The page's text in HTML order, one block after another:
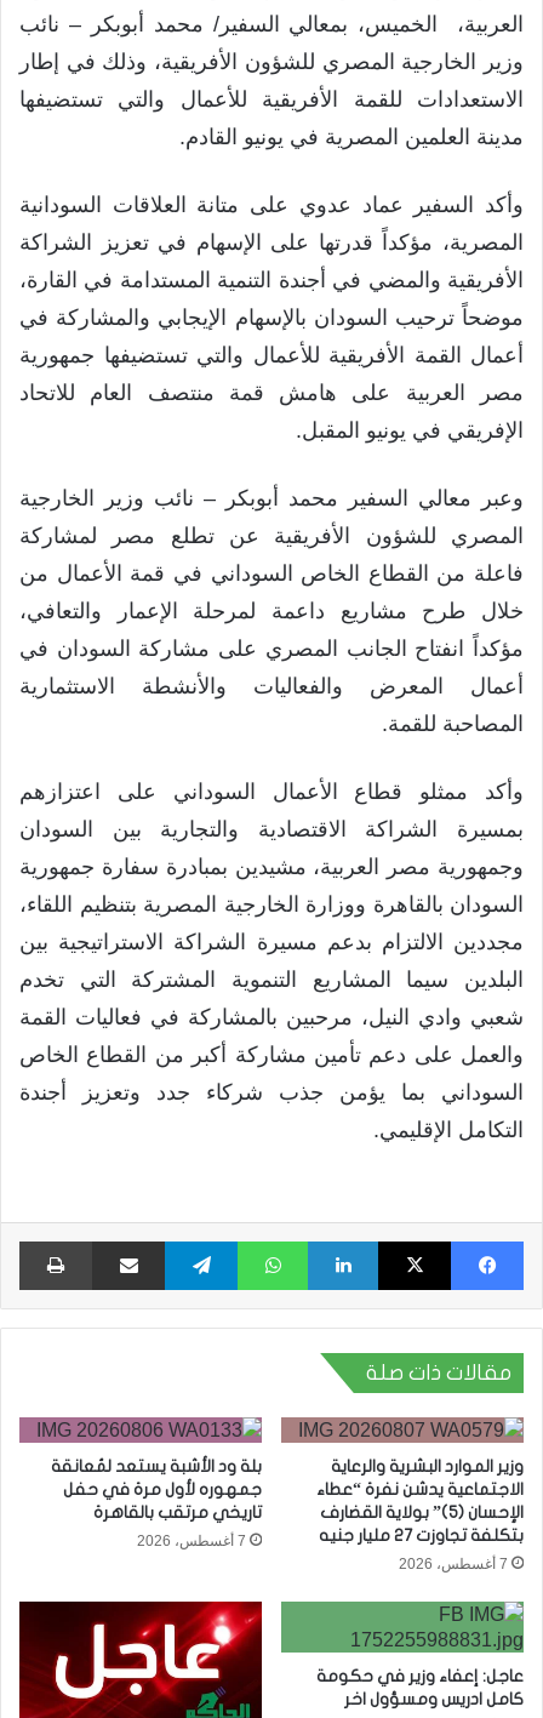
العربية، الخميس، بمعالي السفير/ محمد أبوبكر – نائب
وزير الخارجية المصري للشؤون الأفريقية، وذلك في إطار
الاستعدادات للقمة الأفريقية للأعمال والتي تستضيفها
مدينة العلمين المصرية في يونيو القادم.
وأكد السفير عماد عدوي على متانة العلاقات السودانية
المصرية، مؤكداً قدرتها على الإسهام في تعزيز الشراكة
الأفريقية والمضي في أجندة التنمية المستدامة في القارة،
موضحاً ترحيب السودان بالإسهام الإيجابي والمشاركة في
أعمال القمة الأفريقية للأعمال والتي تستضيفها جمهورية
مصر العربية على هامش قمة منتصف العام للاتحاد
الإفريقي في يونيو المقبل.
وعبر معالي السفير محمد أبوبكر – نائب وزير الخارجية
المصري للشؤون الأفريقية عن تطلع مصر لمشاركة
فاعلة من القطاع الخاص السوداني في قمة الأعمال من
خلال طرح مشاريع داعمة لمرحلة الإعمار والتعافي،
مؤكداً انفتاح الجانب المصري على مشاركة السودان في
أعمال المعرض والفعاليات والأنشطة الاستثمارية
المصاحبة للقمة.
وأكد ممثلو قطاع الأعمال السوداني على اعتزازهم
بمسيرة الشراكة الاقتصادية والتجارية بين السودان
وجمهورية مصر العربية، مشيدين بمبادرة سفارة جمهورية
السودان بالقاهرة ووزارة الخارجية المصرية بتنظيم اللقاء،
مجددين الالتزام بدعم مسيرة الشراكة الاستراتيجية بين
البلدين سيما المشاريع التنموية المشتركة التي تخدم
شعبي وادي النيل، مرحبين بالمشاركة في فعاليات القمة
والعمل على دعم تأمين مشاركة أكبر من القطاع الخاص
السوداني بما يؤمن جذب شركاء جدد وتعزيز أجندة
التكامل الإقليمي.
فيسبوك X لينكدإن واتساب تيلقرام مشاركة عبر البريد
مقالات ذات صلة
وزير الموارد البشرية والرعاية
الاجتماعية يدشن نفرة “عطاء
الإحسان (5)” بولاية القضارف
بتكلفة تجاوزت 27 مليار جنيه
7 أغسطس، 2026
بلة ود الأشبة يستعد لمُعانقة
جمهوره لأول مرة في حفل
تاريخي مرتقب بالقاهرة
7 أغسطس، 2026
عاجل: إعفاء وزير في حكومة
كامل ادريس ومسؤول اخر